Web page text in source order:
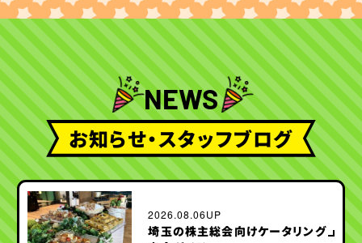
NEWS
お知らせ・スタッフブログ
2026.08.06UP
埼玉の株主総会向けケータリング